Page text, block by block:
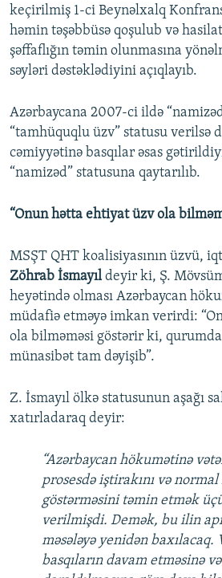
keçirilmiş 1-ci Beynəlxalq
həmin təşəbbüsə qoşulub və
şəffaflığın təmin olunmasına
səyləri dəstəklədiyini açıqlayıb.
Azərbaycana 2007-ci ildə
“tamhüquqlu üzv” statusu verilsə
cəmiyyətinə basqılar əsas
“namizəd” statusuna qaytarılıb.
“Onun hətta ehtiyat üzv ola
MSŞT QHT koalisiyasının üzvü,
Zöhrab İsmayıldeyir ki, Ş.
heyətində olması Azərbaycan
müdafiə etməyə imkan verirdi:
ola bilməməsi göstərir ki,
münasibət tam dəyişib”.
Z. İsmayıl ölkə statusunun aşağı
xatırladaraq deyir:
“Azərbaycan hökumətinə
prosesdə iştirakını və
göstərməsini təmin etmək
verilmişdi. Demək, bu ilin
məsələyə yenidən baxılacaq.
basqıların davam etməsinə